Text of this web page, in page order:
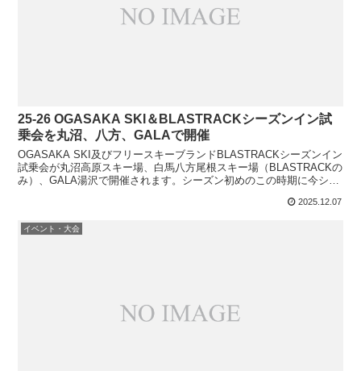
25-26 OGASAKA SKI＆BLASTRACKシーズンイン試
乗会を丸沼、八方、GALAで開催
OGASAKA SKI及びフリースキーブランドBLASTRACKシーズンイン
試乗会が丸沼高原スキー場、白馬八方尾根スキー場（BLASTRACKの
み）、GALA湯沢で開催されます。シーズン初めのこの時期に今シー
2025.12.07
イベント・大会